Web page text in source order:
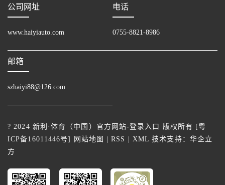
公司网址
www.haiyiauto.com
电话
0755-8821-8986
邮箱
szhaiyi88@126.com
? 2024 新利·体育（中国）官方网站-登录入口 版权所有 [粤
ICP备16011446号] 网站地图 |RSS XML 技术支持： 华企立
方